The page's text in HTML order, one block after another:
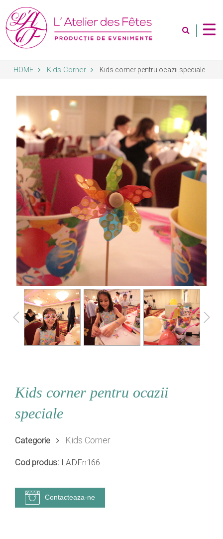
|
Despre Noi
Servicii
Magazin
Contact
Album Foto
Blog
Abonare Newsletter
HOME Kids Corner Kids corner pentru ocazii speciale
Kids corner pentru ocazii
speciale
Categorie Kids Corner
Cod produs: LADFn166
Contacteaza-ne